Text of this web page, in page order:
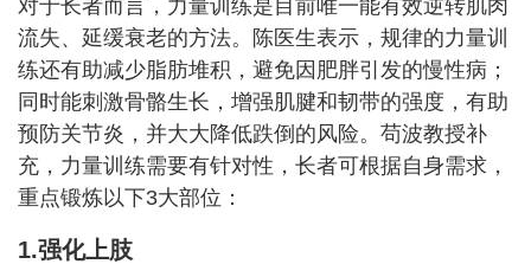
对于长者而言，力量训练是目前唯一能有效逆转肌肉
流失、延缓衰老的方法。陈医生表示，规律的力量训
练还有助减少脂肪堆积，避免因肥胖引发的慢性病；
同时能刺激骨骼生长，增强肌腱和韧带的强度，有助
预防关节炎，并大大降低跌倒的风险。苟波教授补
充，力量训练需要有针对性，长者可根据自身需求，
重点锻炼以下3大部位：
1.强化上肢